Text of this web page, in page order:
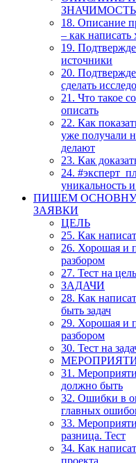
ЗНАЧИМОСТЬ
18. Описание
– как написать
19.
источники
20.
сделать
21. Что такое
описать
22. Как
уже получали
делают
23. Как
24.
уникальность
ПИШЕМ
ЗАЯВКИ
ЦЕЛЬ
25. Как
26. Хорошая и
разбором
27. Тест на цель
ЗАДАЧИ
28. Как
быть задач
29. Хорошая и
разбором
30. Тест на
31.
должно быть
32. Ошибки в
главных
33.
разница. Тест
34. Как
проекта